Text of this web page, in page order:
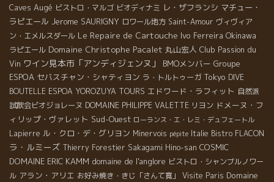
Caves Augé ビストロ・マルゴ ビオディナミ レ・ザフランシ マチュー・
ラピエール Jerome SAURIGNY ロワール地方 Saint-Amour ヴィヴィア
ン・エメルスダール Le Repaire de Cartouche Ivo Ferreira Okinawa
ラピエール Domaine Christophe Pacalet 丸山宏人 Club Passion du
Vin ワイン見本市「アンディジェンヌ」 BMOメンバー Groupe
ESPOA セバスチャン・シャティヨン ラ・トルトゥーガ Tokyo DIVE
BOUTELLE ESPOA YOROZUYA TOURS エドワード・ラフィット 自然派
試飲会ビオジョレーヌ DOMAINE PHILIPPE VALETTE リヨン ドメーヌ・フ
ィリップ・ヴァレット Sud-Ouest ローランス・エ・レミ・デュフェートル
Lapierre ル・クロ・デ・グリヨン Minervois pépite Italie Bistro FLACON
ラ・ルミーズ Thierry Forestier Sakagami Hino-san COSMIC
DOMAINE ERIC KAMM domaine de l'anglore ビストロ・シャンブルノワー
ル アラン・アリエ お好み焼き・きじ「さんて寛」 Visite Paris Domaine